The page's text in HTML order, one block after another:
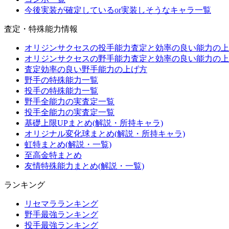
今後実装が確定しているor実装しそうなキャラ一覧
査定・特殊能力情報
オリジンサクセスの投手能力査定と効率の良い能力の
オリジンサクセスの野手能力査定と効率の良い能力の
査定効率の良い野手能力の上げ方
野手の特殊能力一覧
投手の特殊能力一覧
野手全能力の実査定一覧
投手全能力の実査定一覧
基礎上限UPまとめ(解説・所持キャラ)
オリジナル変化球まとめ(解説・所持キャラ)
虹特まとめ(解説・一覧)
至高金特まとめ
友情特殊能力まとめ(解説・一覧)
ランキング
リセマラランキング
野手最強ランキング
投手最強ランキング